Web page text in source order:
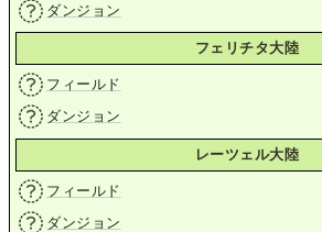
ダンジョン
フェリチタ大陸
フィールド
ダンジョン
レーツェル大陸
フィールド
ダンジョン